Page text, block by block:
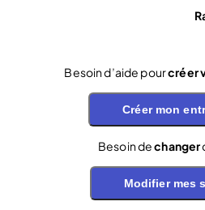
Besoin d’aide pourcréer
Créer mon
Besoin dechanger
Modifier mes